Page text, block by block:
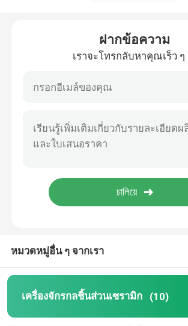
แผ่นอลูมินาเซรามิก
อลูมินาเซรามิกฉนวน
ฝากข้อความ
เราจะโทรกลับหาคุณเร็ว ๆ
หมวดหมู่อื่น ๆ จากเรา
เครื่องจักรกลชิ้นส่วนเซรามิก (10)